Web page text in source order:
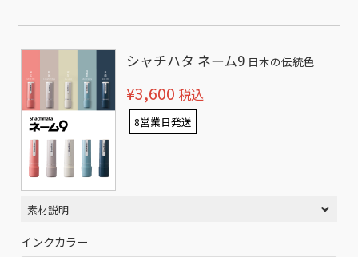
シャチハタ ネーム9 日本の伝統色
¥3,600 税込
8営業日発送
素材説明
インクカラー